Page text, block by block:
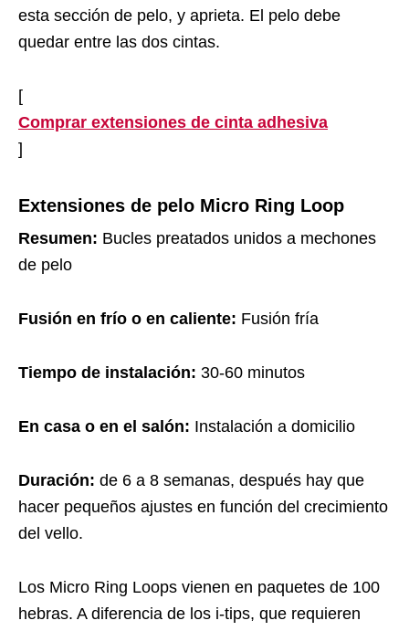
esta sección de pelo, y aprieta. El pelo debe
quedar entre las dos cintas.
[
Comprar extensiones de cinta adhesiva
]
Extensiones de pelo Micro Ring Loop
Resumen: Bucles preatados unidos a mechones
de pelo
Fusión en frío o en caliente: Fusión fría
Tiempo de instalación: 30-60 minutos
En casa o en el salón: Instalación a domicilio
Duración: de 6 a 8 semanas, después hay que
hacer pequeños ajustes en función del crecimiento
del vello.
Los Micro Ring Loops vienen en paquetes de 100
hebras. A diferencia de los i-tips, que requieren